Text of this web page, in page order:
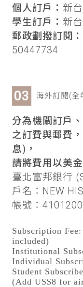
個人訂戶： 新
學生訂戶： 新
郵政劃撥訂閱：
50447734
海外訂閱(全
分為機關訂戶
之訂費與郵費
息)，
請將費用以美
臺北富邦銀行
戶名：NEW
帳號：
Subscription
included)
Institutional
Individual
Student
(Add US$8 for